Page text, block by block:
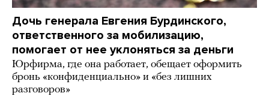
Дочь генерала Евгения Бурдинского,
ответственного за мобилизацию,
помогает от нее уклоняться за деньги
Юрфирма, где она работает, обещает оформить
бронь «конфиденциально» и «без лишних
разговоров»